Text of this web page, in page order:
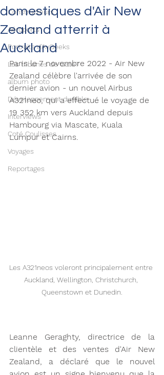
Constructeurs
Aéroports
Portraits d'AvGeeks
Les tribunes de Gate7
album photo
Développement durable
Interviews
Coté Coulisses
Voyages
Reportages
domestiques d'Air New
Zealand atterrit à
Auckland
Paris le 7 novembre 2022 - Air New
Zealand célèbre l'arrivée de son
dernier avion - un nouvel Airbus
A321neo, qui a effectué le voyage de
19 352 km vers Auckland depuis
Hambourg via Mascate, Kuala
Lumpur et Cairns.
Les A321neos voleront principalement entre
Auckland, Wellington, Christchurch,
Queenstown et Dunedin.
Leanne Geraghty, directrice de la
clientèle et des ventes d'Air New
Zealand, a déclaré que le nouvel